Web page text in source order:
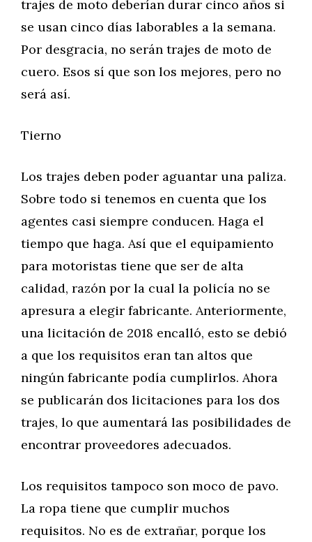
trajes de moto deberían durar cinco años si
se usan cinco días laborables a la semana.
Por desgracia, no serán trajes de moto de
cuero. Esos sí que son los mejores, pero no
será así.
Tierno
Los trajes deben poder aguantar una paliza.
Sobre todo si tenemos en cuenta que los
agentes casi siempre conducen. Haga el
tiempo que haga. Así que el equipamiento
para motoristas tiene que ser de alta
calidad, razón por la cual la policía no se
apresura a elegir fabricante. Anteriormente,
una licitación de 2018 encalló, esto se debió
a que los requisitos eran tan altos que
ningún fabricante podía cumplirlos. Ahora
se publicarán dos licitaciones para los dos
trajes, lo que aumentará las posibilidades de
encontrar proveedores adecuados.
Los requisitos tampoco son moco de pavo.
La ropa tiene que cumplir muchos
requisitos. No es de extrañar, porque los